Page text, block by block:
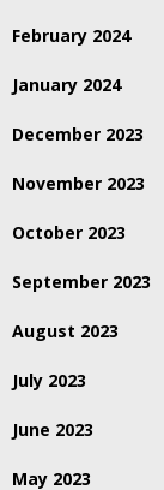
February 2024
January 2024
December 2023
November 2023
October 2023
September 2023
August 2023
July 2023
June 2023
May 2023